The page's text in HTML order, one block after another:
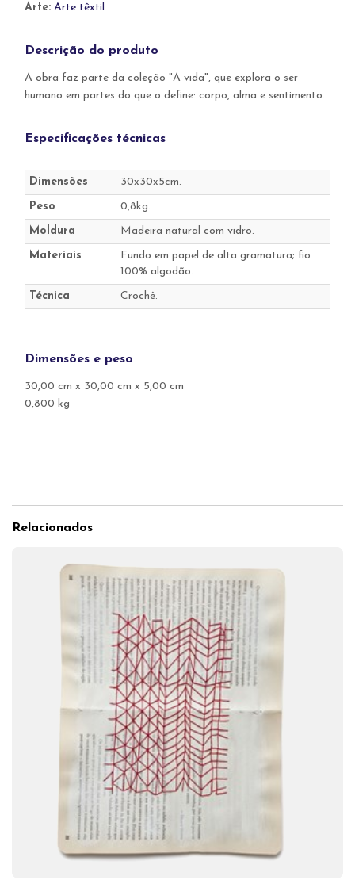
Arte: Arte têxtil
Descrição do produto
A obra faz parte da coleção "A vida", que explora o ser
humano em partes do que o define: corpo, alma e sentimento.
Especificações técnicas
Dimensões 30x30x5cm.
Peso 0,8kg.
Moldura Madeira natural com vidro.
Materiais
Fundo em papel de alta gramatura; fio
100% algodão.
Técnica Crochê.
Dimensões e peso
30,00 cm x 30,00 cm x 5,00 cm
0,800 kg
Relacionados